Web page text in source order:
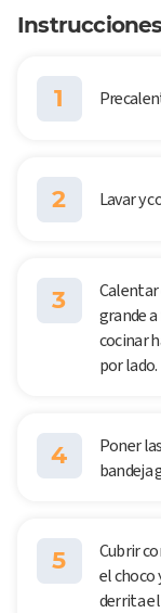
Instrucciones
1
2 Lavar y
3
Calentar
grande
cocinar
por lado.
4
Poner
bandeja
5
Cubrir
el choco
derrita el